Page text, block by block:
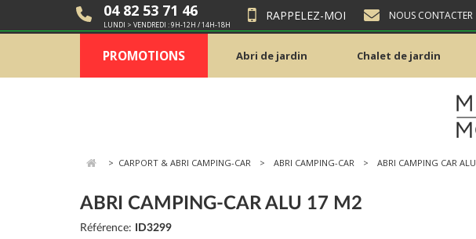
04 82 53 71 46
LUNDI > VENDREDI : 9H-12H / 14H-18H
RAPPELEZ-MOI NOUS CONTACTER
PROMOTIONS Abri de jardin Chalet de jardin
> CARPORT & ABRI CAMPING-CAR ABRI CAMPING-CAR ABRI CAMPING CAR ALU
ABRI CAMPING-CAR ALU 17 M2
Référence: ID3299